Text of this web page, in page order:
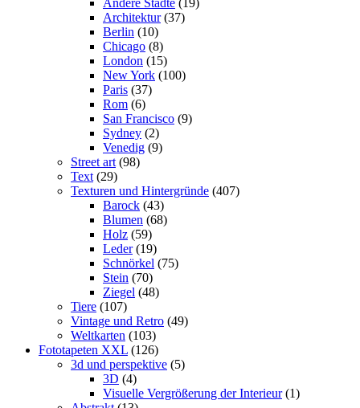
Andere Städte (19)
Architektur (37)
Berlin (10)
Chicago (8)
London (15)
New York (100)
Paris (37)
Rom (6)
San Francisco (9)
Sydney (2)
Venedig (9)
Street art (98)
Text (29)
Texturen und Hintergründe (407)
Barock (43)
Blumen (68)
Holz (59)
Leder (19)
Schnörkel (75)
Stein (70)
Ziegel (48)
Tiere (107)
Vintage und Retro (49)
Weltkarten (103)
Fototapeten XXL (126)
3d und perspektive (5)
3D (4)
Visuelle Vergrößerung der Interieur (1)